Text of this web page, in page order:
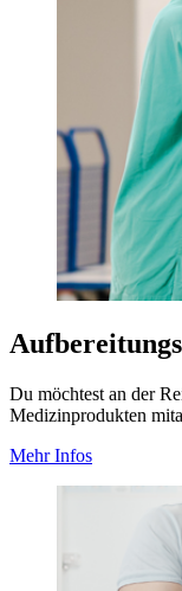
Du möchtest an der
Medizinprodukten
Mehr Infos